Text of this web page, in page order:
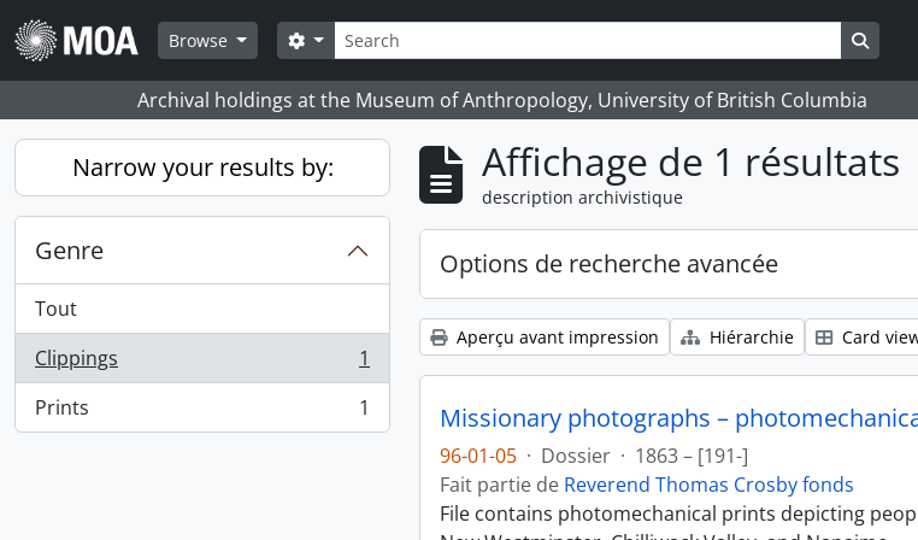
Skip to main content
Browse
Rechercher
Search options
Archival holdings at the Museum of Anthropology, University of British Columbia
Narrow your results by:
Genre
Tout
Clippings
, 1 résultats
1
Prints
, 1 résultats 1
Affichage de 1 résultats
description archivistique
Options de recherche avancée
Aperçu avant impression Hiérarchie Card
Missionary photographs –
96-01-05 · Dossier · 1863 – [191-]
Fait partie de Reverend Thomas Crosby fonds
File contains photomechanical prints depicting